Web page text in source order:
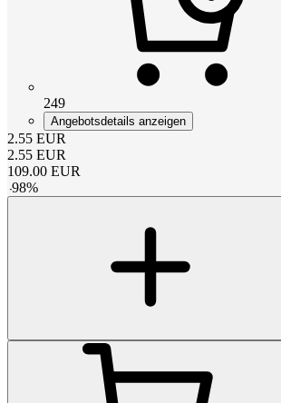
249
Angebotsdetails anzeigen
2.55 EUR
2.55 EUR
109.00 EUR
-98%